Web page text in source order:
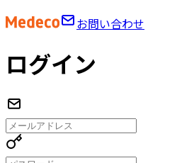
お問い合わせ
ログイン